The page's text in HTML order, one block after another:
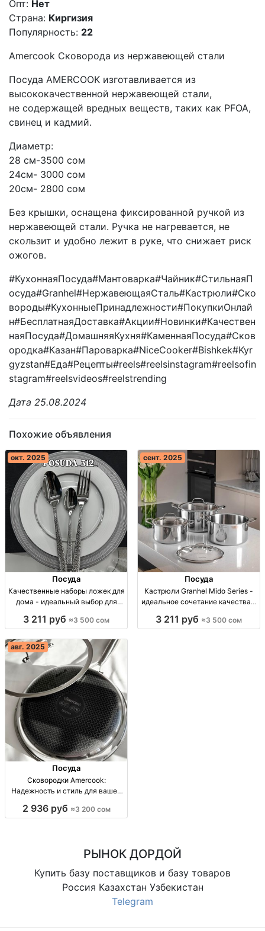
Опт: Нет
Страна: Киргизия
Популярность: 22
Amercook Сковорода из нержавеющей стали
Посуда AMERCOOK изготавливается из
высококачественной нержавеющей стали,
не содержащей вредных веществ, таких как PFOA,
свинец и кадмий.
Диаметр:
28 см-3500 сом
24см- 3000 сом
20см- 2800 сом
Без крышки, оснащена фиксированной ручкой из
нержавеющей стали. Ручка не нагревается, не
скользит и удобно лежит в руке, что снижает риск
ожогов.
#КухоннаяПосуда#Мантоварка#Чайник#СтильнаяП
осудa#Granhel#НержавеющаяСталь#Кастрюли#Ско
вороды#КухонныеПринадлежности#ПокупкиОнлай
н#БесплатнаяДоставка#Акции#Новинки#Качествен
наяПосудa#ДомашняяКухня#КаменнаяПосуда#Сков
ородка#Казан#Пароварка#NiceCooker#Bishkek#Kyr
gyzstan#Еда#Рецепты#reels#reelsinstagram#reelsofin
stagram#reelsvideos#reelstrending
Дата 25.08.2024
Похожие объявления
окт. 2025
Посуда
Качественные наборы ложек для
дома - идеальный выбор для
персон. Цены от 3500 сом.
3 211 руб ≈3 500 сом
сент. 2025
Посуда
Кастрюли Granhel Mido Series -
идеальное сочетание качества и
Кастрюли Granhel из
3 211 руб ≈3 500 сом
авг. 2025
Посуда
Сковородки Amercook:
Надежность и стиль для вашей
Сковородки Amercook -
2 936 руб ≈3 200 сом
РЫНОК ДОРДОЙ
Купить базу поставщиков и базу товаров
Россия Казахстан Узбекистан
Telegram